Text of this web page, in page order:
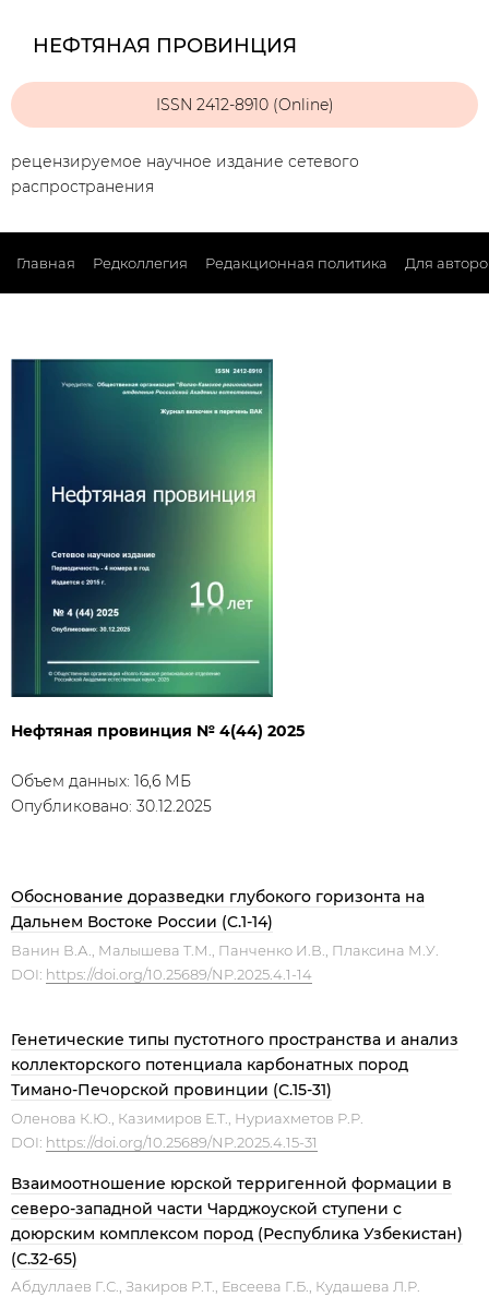
НЕФТЯНАЯ ПРОВИНЦИЯ
ISSN 2412-8910 (Online)
рецензируемое научное издание сетевого
распространения
Главная Редколлегия Редакционная политика Для
Нефтяная провинция № 4(44) 2025
Объем данных: 16,6 МБ
Опубликовано: 30.12.2025
Обоснование доразведки глубокого горизонта на
Дальнем Востоке России (С.1-14)
Ванин В.А., Малышева Т.М., Панченко И.В., Плаксина М.У.
DOI: https://doi.org/10.25689/NP.2025.4.1-14
Генетические типы пустотного пространства и анализ
коллекторского потенциала карбонатных пород
Тимано-Печорской провинции (С.15-31)
Оленова К.Ю., Казимиров Е.Т., Нуриахметов Р.Р.
DOI: https://doi.org/10.25689/NP.2025.4.15-31
Взаимоотношение юрской терригенной формации в
северо-западной части Чарджоуской ступени с
доюрским комплексом пород (Республика Узбекистан)
(С.32-65)
Абдуллаев Г.С., Закиров Р.Т., Евсеева Г.Б., Кудашева Л.Р.